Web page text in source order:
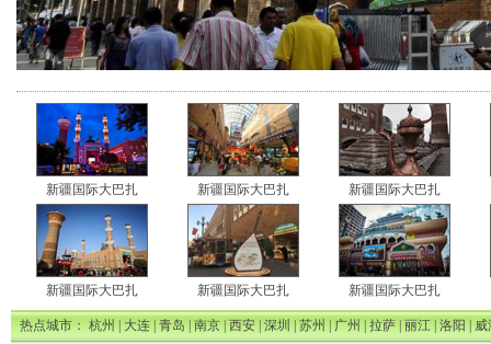
新疆国际大巴扎 新疆国际大巴扎 新疆国际大巴扎
新疆国际大巴扎 新疆国际大巴扎 新疆国际大巴扎
热点城市：杭州|大连|青岛|南京|西安|深圳|苏州|广州|拉萨|丽江|洛阳|威